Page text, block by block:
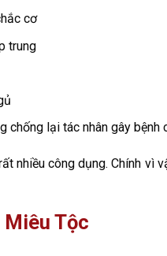
cơ
trung
chống lại tác nhân gây bệnh
nhiều công dụng. Chính vì
Tộc